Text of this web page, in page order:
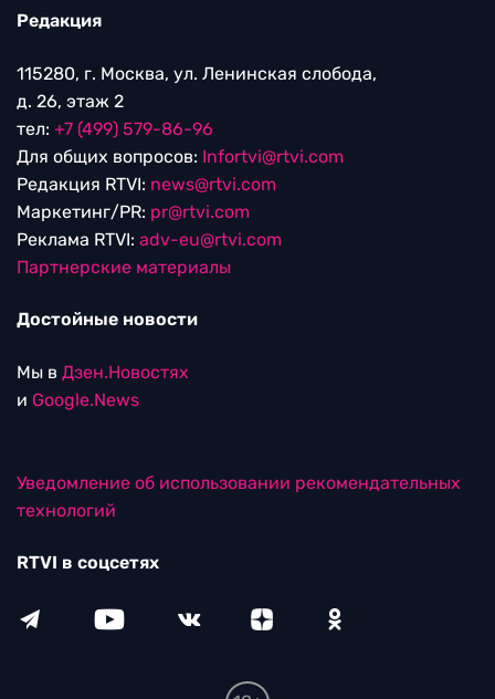
Редакция
115280, г. Москва, ул. Ленинская слобода,
д. 26, этаж 2
тел: +7 (499) 579-86-96
Для общих вопросов: Infortvi@rtvi.com
Редакция RTVI: news@rtvi.com
Маркетинг/PR: pr@rtvi.com
Реклама RTVI: adv-eu@rtvi.com
Партнерские материалы
Достойные новости
Мы в Дзен.Новостях
и Google.News
Уведомление об использовании рекомендательных
технологий
RTVI в соцсетях